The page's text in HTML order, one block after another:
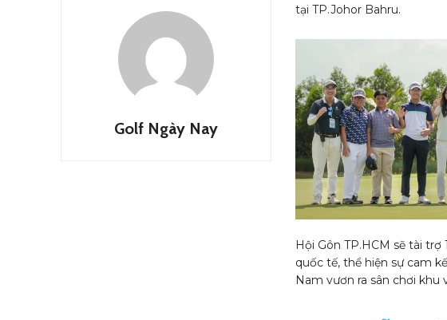
Golf Ngày Nay
tại TP.Johor Bahru.
Hội Gôn TP.HCM sẽ tài
quốc tế, thể hiện sự cam
Nam vươn ra sân chơi khu